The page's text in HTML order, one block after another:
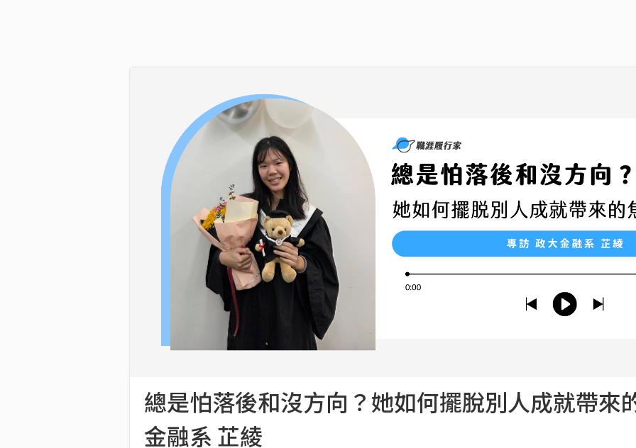
總是怕落後和沒方向？她如何擺脫別人成就帶來
金融系 芷綾